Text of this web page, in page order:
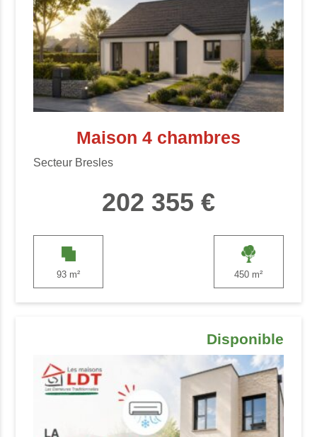
Maison 4 chambres
Secteur Bresles
202 355 €
93 m² 450 m²
Disponible